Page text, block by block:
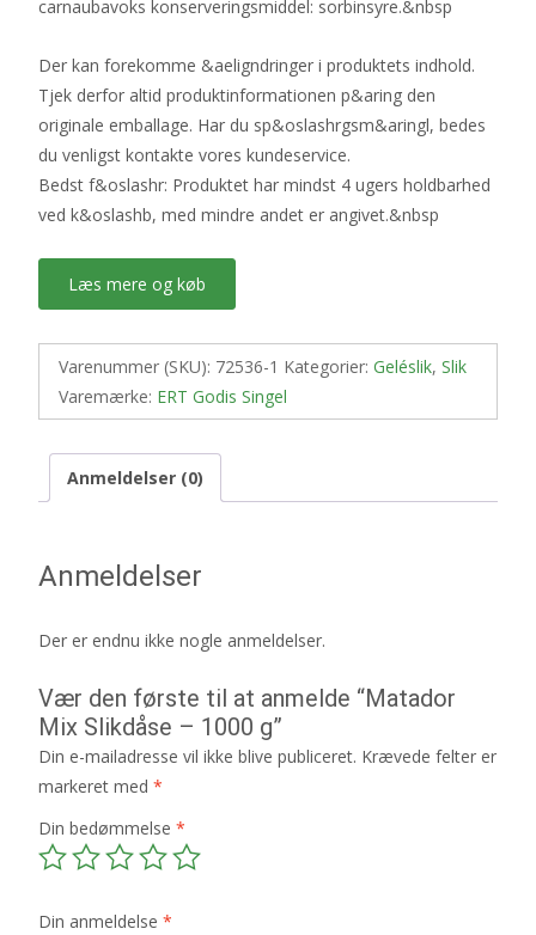
carnaubavoks konserveringsmiddel: sorbinsyre.&nbsp
Der kan forekomme &aeligndringer i produktets indhold.
Tjek derfor altid produktinformationen p&aring den
originale emballage. Har du sp&oslashrgsm&aringl, bedes
du venligst kontakte vores kundeservice.
Bedst f&oslashr: Produktet har mindst 4 ugers holdbarhed
ved k&oslashb, med mindre andet er angivet.&nbsp
Læs mere og køb
Varenummer (SKU): 72536-1 Kategorier: Geléslik, Slik
Varemærke: ERT Godis Singel
Anmeldelser (0)
Anmeldelser
Der er endnu ikke nogle anmeldelser.
Vær den første til at anmelde “Matador
Mix Slikdåse – 1000 g”
Din e-mailadresse vil ikke blive publiceret. Krævede felter er
markeret med *
Din bedømmelse *
Din anmeldelse *